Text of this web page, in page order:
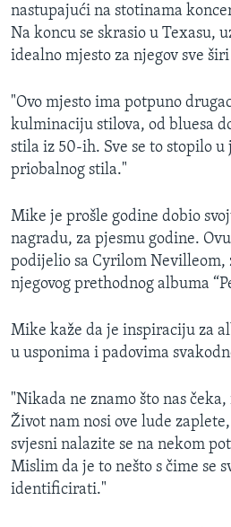
nastupajući na stotinama
Na koncu se skrasio u Texasu,
idealno mjesto za njegov sve
"Ovo mjesto ima potpuno
kulminaciju stilova, od bluesa
stila iz 50-ih. Sve se to stopilo
priobalnog stila."
Mike je prošle godine dobio
nagradu, za pjesmu godine.
podijelio sa Cyrilom Nevilleom,
njegovog prethodnog albuma
Mike kaže da je inspiraciju za
u usponima i padovima
"Nikada ne znamo što nas
Život nam nosi ove lude
svjesni nalazite se na nekom
Mislim da je to nešto s čime se
identificirati."